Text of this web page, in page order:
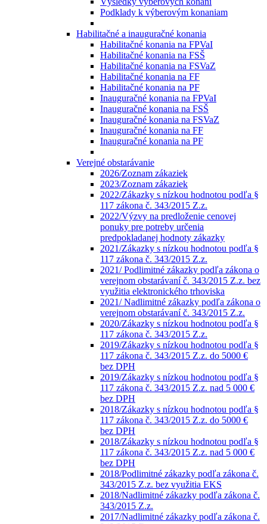
Podklady k výberovým konaniam
Habilitačné a inauguračné konania
Habilitačné konania na FPVaI
Habilitačné konania na FSŠ
Habilitačné konania na FSVaZ
Habilitačné konania na FF
Habilitačné konania na PF
Inauguračné konania na FPVaI
Inauguračné konania na FSŠ
Inauguračné konania na FSVaZ
Inauguračné konania na FF
Inauguračné konania na PF
Verejné obstarávanie
2026/Zoznam zákaziek
2023/Zoznam zákaziek
2022/Zákazky s nízkou hodnotou podľa §
117 zákona č. 343/2015 Z.z.
2022/Výzvy na predloženie cenovej
ponuky pre potreby určenia
predpokladanej hodnoty zákazky
2021/Zákazky s nízkou hodnotou podľa §
117 zákona č. 343/2015 Z.z.
2021/ Podlimitné zákazky podľa zákona o
verejnom obstarávaní č. 343/2015 Z.z. bez
využitia elektronického trhoviska
2021/ Nadlimitné zákazky podľa zákona o
verejnom obstarávaní č. 343/2015 Z.z.
2020/Zákazky s nízkou hodnotou podľa §
117 zákona č. 343/2015 Z.z.
2019/Zákazky s nízkou hodnotou podľa §
117 zákona č. 343/2015 Z.z. do 5000 €
bez DPH
2019/Zákazky s nízkou hodnotou podľa §
117 zákona č. 343/2015 Z.z. nad 5 000 €
bez DPH
2018/Zákazky s nízkou hodnotou podľa §
117 zákona č. 343/2015 Z.z. do 5000 €
bez DPH
2018/Zákazky s nízkou hodnotou podľa §
117 zákona č. 343/2015 Z.z. nad 5 000 €
bez DPH
2018/Podlimitné zákazky podľa zákona č.
343/2015 Z.z. bez využitia EKS
2018/Nadlimitné zákazky podľa zákona č.
343/2015 Z.z.
2017/Nadlimitné zákazky podľa zákona č.